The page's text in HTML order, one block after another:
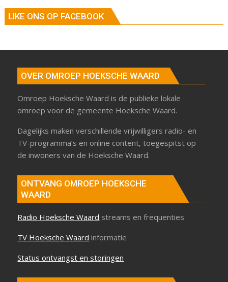
LIKE ONS OP FACEBOOK
OVER OMROEP HOEKSCHE WAARD
Omroep Hoeksche Waard is de publieke lokale
omroep voor de gemeente Hoeksche Waard.
Dagelijks maken verschillende vrijwilligers radio- en
TV-programma’s en online content, toegespitst op
de inwoners van de Hoeksche Waard.
ONTVANG OMROEP HOEKSCHE
WAARD
Radio Hoeksche Waard streams en frequenties
TV Hoeksche Waard informatie
Status ontvangst en storingen